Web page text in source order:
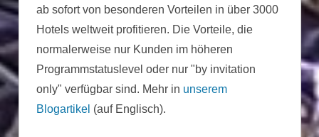
ab sofort von besonderen Vorteilen in über 3000
Hotels weltweit profitieren. Die Vorteile, die
normalerweise nur Kunden im höheren
Programmstatuslevel oder nur "by invitation
only" verfügbar sind. Mehr in unserem
Blogartikel (auf Englisch).